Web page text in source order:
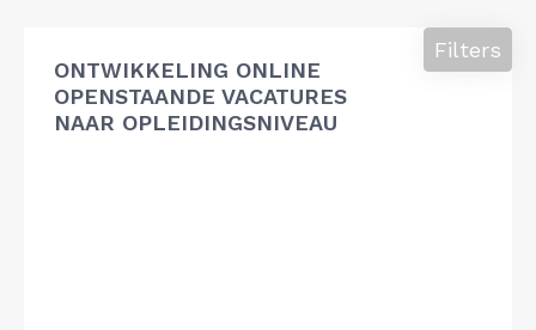
ONTWIKKELING ONLINE
OPENSTAANDE VACATURES
NAAR OPLEIDINGSNIVEAU
Filters